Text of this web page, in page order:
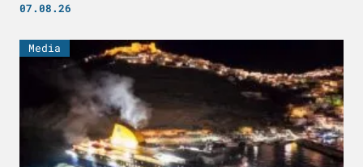
07.08.26
Media